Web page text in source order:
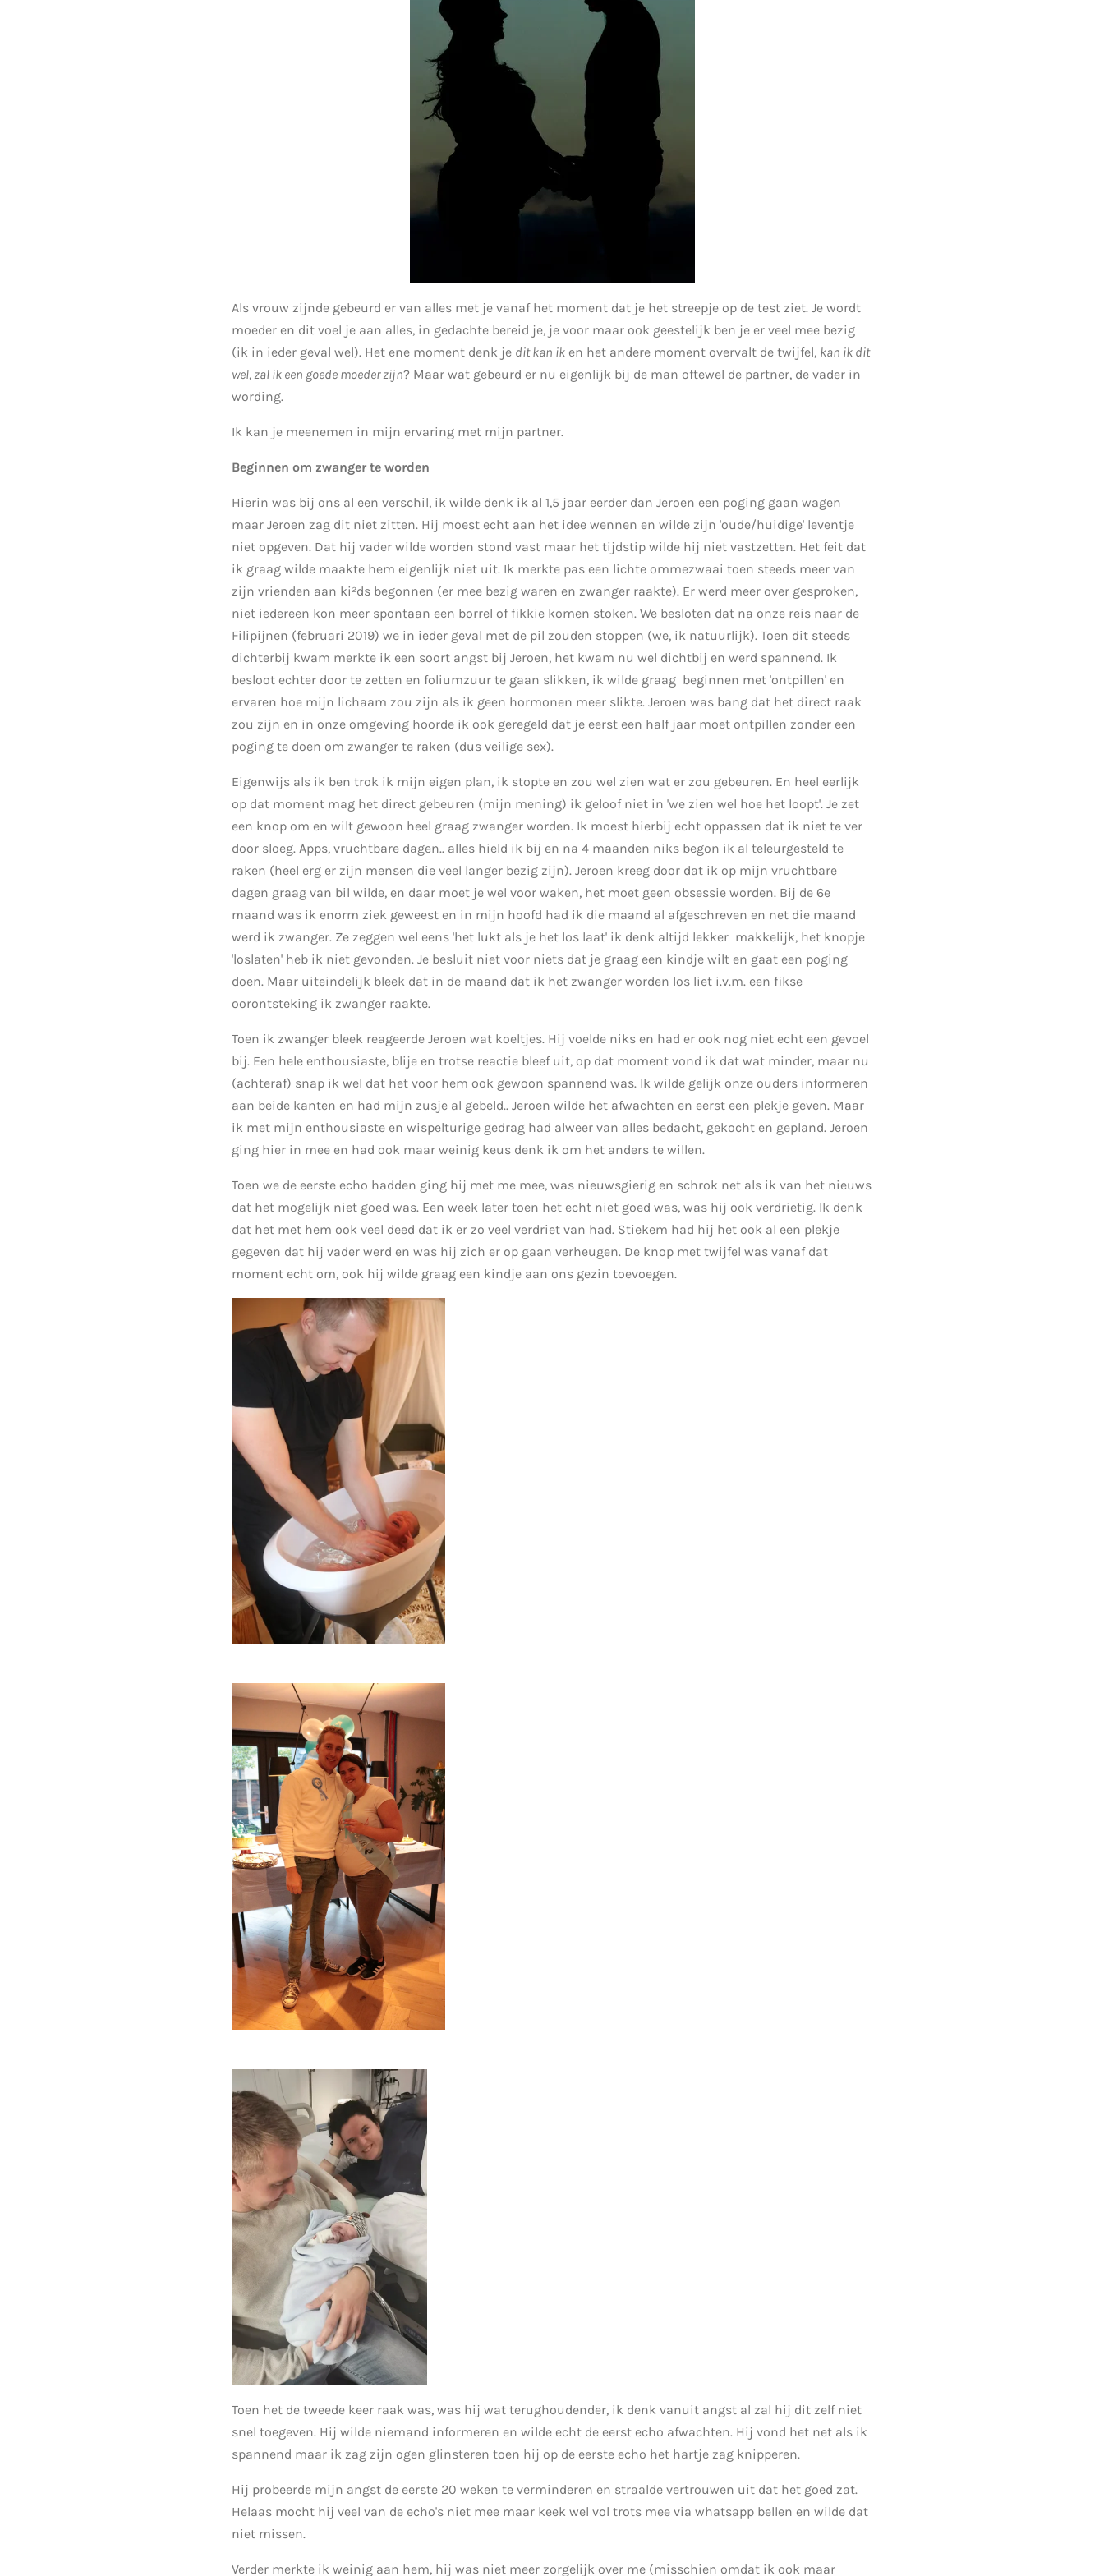
Als vrouw zijnde gebeurd er van alles met je vanaf het moment dat je het streepje op de test ziet. Je wordt
moeder en dit voel je aan alles, in gedachte bereid je, je voor maar ook geestelijk ben je er veel mee bezig
(ik in ieder geval wel). Het ene moment denk je dit kan ik en het andere moment overvalt de twijfel, kan ik dit
wel, zal ik een goede moeder zijn? Maar wat gebeurd er nu eigenlijk bij de man oftewel de partner, de vader in
wording.
Ik kan je meenemen in mijn ervaring met mijn partner.
Beginnen om zwanger te worden
Hierin was bij ons al een verschil, ik wilde denk ik al 1,5 jaar eerder dan Jeroen een poging gaan wagen
maar Jeroen zag dit niet zitten. Hij moest echt aan het idee wennen en wilde zijn 'oude/huidige' leventje
niet opgeven. Dat hij vader wilde worden stond vast maar het tijdstip wilde hij niet vastzetten. Het feit dat
ik graag wilde maakte hem eigenlijk niet uit. Ik merkte pas een lichte ommezwaai toen steeds meer van
zijn vrienden aan ki²ds begonnen (er mee bezig waren en zwanger raakte). Er werd meer over gesproken,
niet iedereen kon meer spontaan een borrel of fikkie komen stoken. We besloten dat na onze reis naar de
Filipijnen (februari 2019) we in ieder geval met de pil zouden stoppen (we, ik natuurlijk). Toen dit steeds
dichterbij kwam merkte ik een soort angst bij Jeroen, het kwam nu wel dichtbij en werd spannend. Ik
besloot echter door te zetten en foliumzuur te gaan slikken, ik wilde graag beginnen met 'ontpillen' en
ervaren hoe mijn lichaam zou zijn als ik geen hormonen meer slikte. Jeroen was bang dat het direct raak
zou zijn en in onze omgeving hoorde ik ook geregeld dat je eerst een half jaar moet ontpillen zonder een
poging te doen om zwanger te raken (dus veilige sex).
Eigenwijs als ik ben trok ik mijn eigen plan, ik stopte en zou wel zien wat er zou gebeuren. En heel eerlijk
op dat moment mag het direct gebeuren (mijn mening) ik geloof niet in 'we zien wel hoe het loopt'. Je zet
een knop om en wilt gewoon heel graag zwanger worden. Ik moest hierbij echt oppassen dat ik niet te ver
door sloeg. Apps, vruchtbare dagen.. alles hield ik bij en na 4 maanden niks begon ik al teleurgesteld te
raken (heel erg er zijn mensen die veel langer bezig zijn). Jeroen kreeg door dat ik op mijn vruchtbare
dagen graag van bil wilde, en daar moet je wel voor waken, het moet geen obsessie worden. Bij de 6e
maand was ik enorm ziek geweest en in mijn hoofd had ik die maand al afgeschreven en net die maand
werd ik zwanger. Ze zeggen wel eens 'het lukt als je het los laat' ik denk altijd lekker makkelijk, het knopje
'loslaten' heb ik niet gevonden. Je besluit niet voor niets dat je graag een kindje wilt en gaat een poging
doen. Maar uiteindelijk bleek dat in de maand dat ik het zwanger worden los liet i.v.m. een fikse
oorontsteking ik zwanger raakte.
Toen ik zwanger bleek reageerde Jeroen wat koeltjes. Hij voelde niks en had er ook nog niet echt een gevoel
bij. Een hele enthousiaste, blije en trotse reactie bleef uit, op dat moment vond ik dat wat minder, maar nu
(achteraf) snap ik wel dat het voor hem ook gewoon spannend was. Ik wilde gelijk onze ouders informeren
aan beide kanten en had mijn zusje al gebeld.. Jeroen wilde het afwachten en eerst een plekje geven. Maar
ik met mijn enthousiaste en wispelturige gedrag had alweer van alles bedacht, gekocht en gepland. Jeroen
ging hier in mee en had ook maar weinig keus denk ik om het anders te willen.
Toen we de eerste echo hadden ging hij met me mee, was nieuwsgierig en schrok net als ik van het nieuws
dat het mogelijk niet goed was. Een week later toen het echt niet goed was, was hij ook verdrietig. Ik denk
dat het met hem ook veel deed dat ik er zo veel verdriet van had. Stiekem had hij het ook al een plekje
gegeven dat hij vader werd en was hij zich er op gaan verheugen. De knop met twijfel was vanaf dat
moment echt om, ook hij wilde graag een kindje aan ons gezin toevoegen.
Toen het de tweede keer raak was, was hij wat terughoudender, ik denk vanuit angst al zal hij dit zelf niet
snel toegeven. Hij wilde niemand informeren en wilde echt de eerst echo afwachten. Hij vond het net als ik
spannend maar ik zag zijn ogen glinsteren toen hij op de eerste echo het hartje zag knipperen.
Hij probeerde mijn angst de eerste 20 weken te verminderen en straalde vertrouwen uit dat het goed zat.
Helaas mocht hij veel van de echo's niet mee maar keek wel vol trots mee via whatsapp bellen en wilde dat
niet missen.
Verder merkte ik weinig aan hem, hij was niet meer zorgelijk over me (misschien omdat ik ook maar